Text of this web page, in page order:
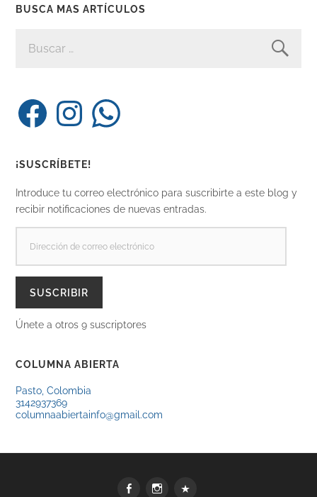
BUSCA MAS ARTÍCULOS
FacebookInstagramWhatsApp
¡SUSCRÍBETE!
Introduce tu correo electrónico para suscribirte a este blog y
recibir notificaciones de nuevas entradas.
CORREO
SUSCRIBIR
Únete a otros 9 suscriptores
COLUMNA ABIERTA
Pasto, Colombia
3142937369
columnaabiertainfo@gmail.com
FacebookInstagramWhatsApp